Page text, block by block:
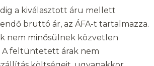
a kiválasztott áru mellett
bruttó ár, az ÁFA-t tartalmazza.
nem minősülnek közvetlen
A feltüntetett árak nem